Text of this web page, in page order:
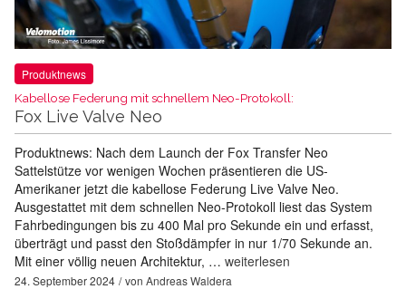
Produktnews
Kabellose Federung mit schnellem Neo-Protokoll:
Fox Live Valve Neo
Produktnews: Nach dem Launch der Fox Transfer Neo
Sattelstütze vor wenigen Wochen präsentieren die US-
Amerikaner jetzt die kabellose Federung Live Valve Neo.
Ausgestattet mit dem schnellen Neo-Protokoll liest das System
Fahrbedingungen bis zu 400 Mal pro Sekunde ein und erfasst,
überträgt und passt den Stoßdämpfer in nur 1/70 Sekunde an.
Mit einer völlig neuen Architektur, … weiterlesen
24. September 2024 von Andreas Waldera